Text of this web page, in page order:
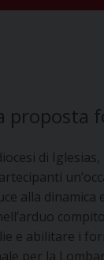
proposta
di
alla
e abilitare i
per la